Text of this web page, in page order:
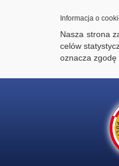
Informacja o
Nasza strona
celów
oznacza zgodę